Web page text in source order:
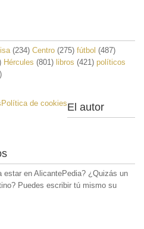
(234) Centro (275) fútbol (487)
Hércules (801) libros (421) políticos
Política de cookiesEl autor
estar en AlicantePedia? ¿Quizás un
Puedes escribir tú mismo su